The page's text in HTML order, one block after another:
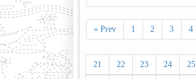
« Prev 1 2 3 4
21 22 23 24 25